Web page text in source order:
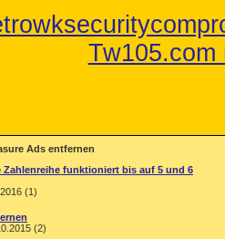
Tw105.com
Ads entfernen
Zahlenreihe funktioniert bis auf 5 und 6
(1)
(2)